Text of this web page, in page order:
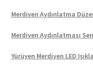
Merdiven Aydınlatma
Merdiven Aydınlatması
Yürüyen Merdiven LED